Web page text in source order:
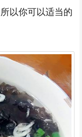
以你可以适当的